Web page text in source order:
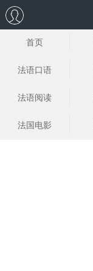
首页
法语口语
法语阅读
法国电影